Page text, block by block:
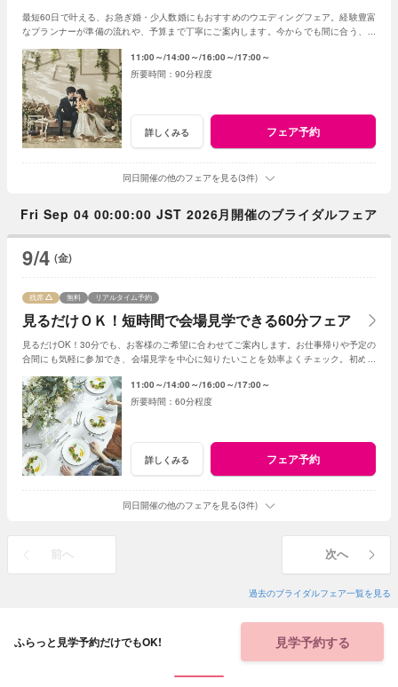
最短60日で叶える、お急ぎ婚・少人数婚にもおすすめのウエディングフェア。経験豊富
なプランナーが準備の流れや、予算まで丁寧にご案内します。今からでも間に合う、安
11:00～ 14:00～ 16:00～ 17:00～
90分程度
詳しくみる フェア予約
同日開催の他のフェアを見る(3件)
Fri Sep 04 00:00:00 JST 2026月開催のブライダルフェア
9/4 (金)
見るだけＯＫ！短時間で会場見学できる60分フェア
残席 無料 リアルタイム予約
見るだけOK！30分でも、お客様のご希望に合わせてご案内します。お仕事帰りや予定の
合間にも気軽に参加でき、会場見学を中心に知りたいことを効率よくチェック。初めて
11:00～ 14:00～ 16:00～ 17:00～
60分程度
詳しくみる フェア予約
同日開催の他のフェアを見る(3件)
前へ 次へ
過去のブライダルフェア一覧を見る
ふらっと見学予約だけでもOK! 見学予約する